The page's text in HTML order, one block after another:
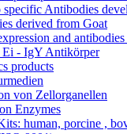
specific Antibodies
derived from Goat
and
Ei - IgY Antikörper
products
von Zellorganellen
Enzymes
human, porcine ,